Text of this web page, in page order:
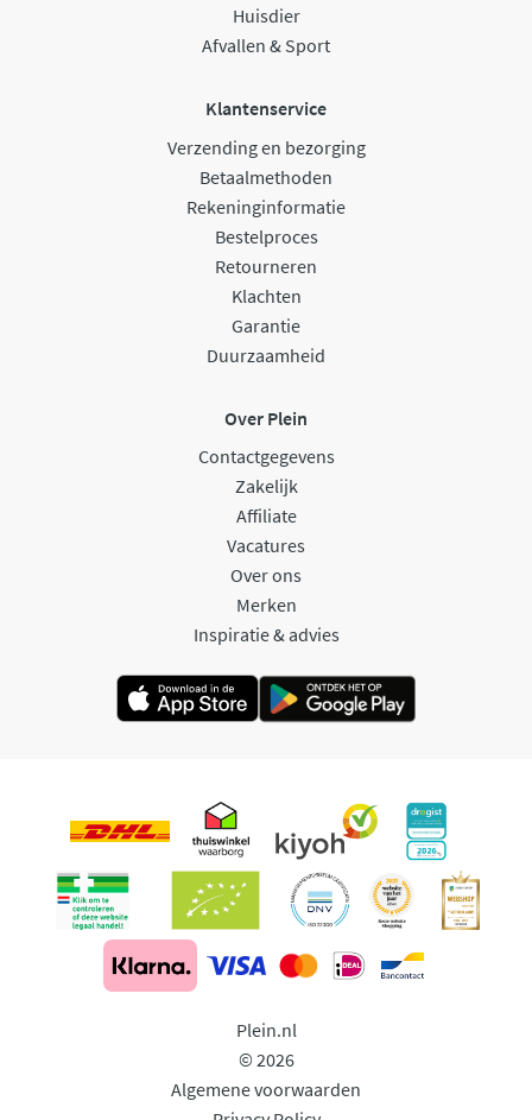
Huisdier
Afvallen & Sport
Klantenservice
Verzending en bezorging
Betaalmethoden
Rekeninginformatie
Bestelproces
Retourneren
Klachten
Garantie
Duurzaamheid
Over Plein
Contactgegevens
Zakelijk
Affiliate
Vacatures
Over ons
Merken
Inspiratie & advies
Plein.nl
© 2026
Algemene voorwaarden